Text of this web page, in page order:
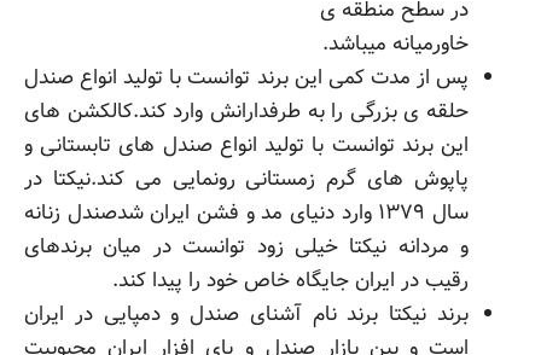
در سطح منطقه ی
خاورمیانه میباشد.
پس از مدت کمی این برند توانست با تولید انواع صندل
حلقه ی بزرگی را به طرفدارانش وارد کند.کالکشن های
این برند توانست با تولید انواع صندل های تابستانی و
پاپوش های گرم زمستانی رونمایی می کند.نیکتا در
سال ۱۳۷۹ وارد دنیای مد و فشن ایران شدصندل زنانه
و مردانه نیکتا خیلی زود توانست در میان برندهای
رقیب در ایران جایگاه خاص خود را پیدا کند.
برند نیکتا برند نام آشنای صندل و دمپایی در ایران